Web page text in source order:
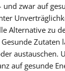
zwar auf
Alternative zu
Zutaten
austauschen.
auf gesunde